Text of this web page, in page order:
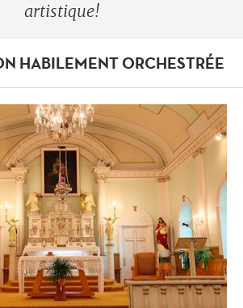
artistique!
HABILEMENT ORCHESTRÉE